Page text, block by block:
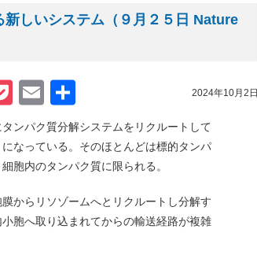
しいシステム（９月２５日 Nature
2024年10月2日
Pocket
Email
有
ンパク質分解システムをリクルートして
なっている。そのほとんどは標的タンパ
胞内のタンパク質に限られる。
からリソゾームへとリクルートし分解す
胞へ取り込まれてからの輸送経路が複雑